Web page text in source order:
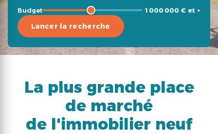
Budget 1 000 000 € et +
Lancer la recherche
La plus grande place
de marché
de l'immobilier neuf